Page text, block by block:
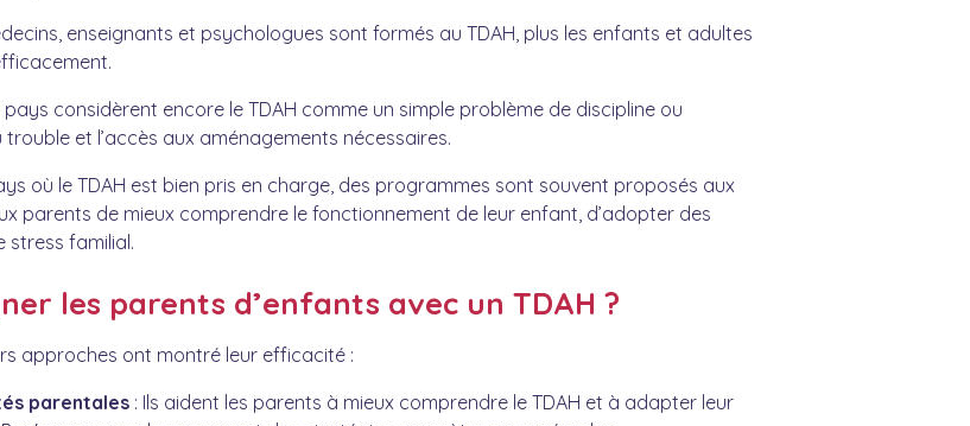
enseignants et psychologues sont formés au TDAH, plus les enfants et adultes
pays considèrent encore le TDAH comme un simple problème de discipline ou
et l’accès aux aménagements nécessaires.
où le TDAH est bien pris en charge, des programmes sont souvent proposés aux
parents de mieux comprendre le fonctionnement de leur enfant, d’adopter des
stress familial.
les parents d’enfants avec un TDAH ?
approches ont montré leur efficacité :
parentales : Ils aident les parents à mieux comprendre le TDAH et à adapter leur